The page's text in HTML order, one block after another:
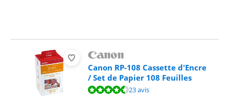
Canon RP-108 Cassette d'Encre
/ Set de Papier 108 Feuilles
La note est de 9,2 sur 10, basée sur 23 avis.23 avis